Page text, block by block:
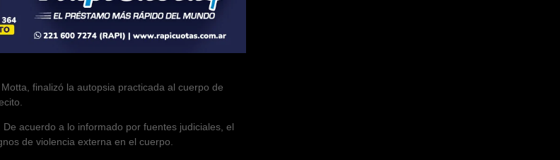
finalizó la autopsia practicada al cuerpo de
acuerdo a lo informado por fuentes judiciales, el
de violencia externa en el cuerpo.